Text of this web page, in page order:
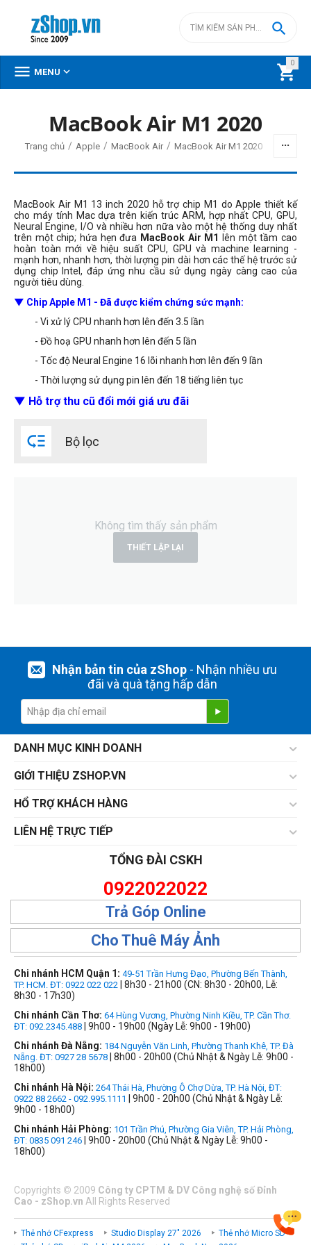
0


 MENU 
MacBook Air M1 2020
Trang chủ / Apple / MacBook Air / MacBook Air M1 2020
MacBook Air M1 13 inch 2020 hỗ trợ chip M1 do Apple thiết kế
cho máy tính Mac dựa trên kiến trúc ARM, hợp nhất CPU, GPU,
Neural Engine, I/O và nhiều hơn nữa vào một hệ thống duy nhất
trên một chip; hứa hẹn đưa MacBook Air M1
lên một tầm cao
hoàn toàn mới về hiệu suất CPU, GPU và machine learning -
mạnh hơn, nhanh hơn, thời lượng pin dài hơn các thế hệ trước sử
dụng chip Intel, đáp ứng nhu cầu sử dụng ngày càng cao của
người tiêu dùng.
▼ Chip Apple M1 - Đã được kiểm chứng sức mạnh:
- Vi xử lý CPU nhanh hơn lên đến 3.5 lần
- Đồ hoạ GPU nhanh hơn lên đến 5 lần
- Tốc độ Neural Engine 16 lõi nhanh hơn lên đến 9 lần
- Thời lượng sử dụng pin lên đến 18 tiếng liên tục
▼ Hỗ trợ thu cũ đổi mới giá ưu đãi
 Bộ lọc
Không tìm thấy sản phẩm
THIẾT LẬP LẠI
Nhận bản tin của zShop- Nhận nhiều ưu
đãi và quà tặng hấp dẫn
DANH MỤC KINH DOANH
GIỚI THIỆU ZSHOP.VN
HỔ TRỢ KHÁCH HÀNG
LIÊN HỆ TRỰC TIẾP
TỔNG ĐÀI CSKH
0922022022
Trả Góp Online
Cho Thuê Máy Ảnh
Chi nhánh HCM Quận 1: 49-51 Trần Hưng Đạo, Phường Bến Thành,
TP. HCM. ĐT: 0922 022 022 | 8h30 - 21h00 (CN: 8h30 - 20h00, Lễ:
8h30 - 17h30)
Chi nhánh Cần Thơ: 64 Hùng Vương, Phường Ninh Kiều, TP. Cần Thơ.
ĐT: 092.2345.488 | 9h00 - 19h00 (Ngày Lễ: 9h00 - 19h00)
Chi nhánh Đà Nẵng: 184 Nguyễn Văn Linh, Phường Thanh Khê, TP. Đà
Nẵng. ĐT: 0927 28 5678 | 8h00 - 20h00 (Chủ Nhật & Ngày Lễ: 9h00 -
18h00)
Chi nhánh Hà Nội: 264 Thái Hà, Phường Ô Chợ Dừa, TP. Hà Nội, ĐT:
0922 88 2662 - 092.995.1111
| 9h00 - 20h00 (Chủ Nhật & Ngày Lễ:
9h00 - 18h00)
Chi nhánh Hải Phòng: 101 Trần Phú, Phường Gia Viên, TP. Hải Phòng,
ĐT: 0835 091 246 | 9h00 - 20h00 (Chủ Nhật & Ngày Lễ: 9h00 -
18h00)
Copyrights © 2009 Công ty CPTM & DV Công nghệ số Đỉnh
Cao - zShop.vn All Rights Reserved
Thẻ nhớ CFexpress Studio Display 27" 2026
Thẻ nhớ Micro SD